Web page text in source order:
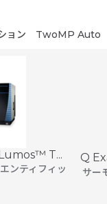
ョン TwoMP Auto
T...
ンティフィッ
Q
サー